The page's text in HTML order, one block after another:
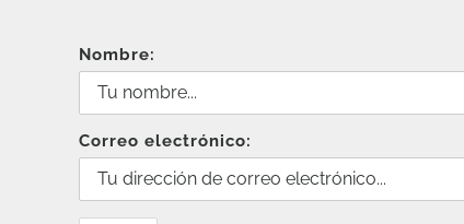
Nombre:
Correo electrónico: